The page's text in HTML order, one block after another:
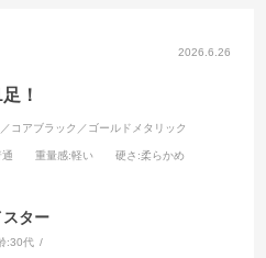
2026.6.26
！
コアブラック／ゴールドメタリック
通 重量感:軽い 硬さ :柔らかめ
ター
:30代